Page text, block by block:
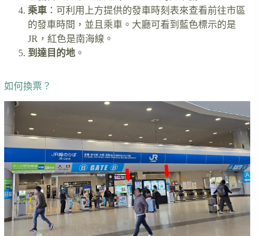
乘車 ：可利用上方提供的發車時刻表來查看前往市區
的發車時間，並且乘車。大廳可看到藍色標示的是
JR，紅色是南海線。
到達目的地 。
如何換票？